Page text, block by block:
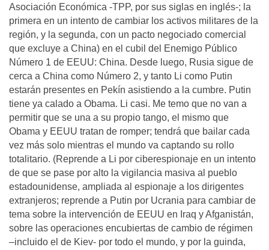
Asociación Económica -TPP, por sus siglas en inglés-; la
primera en un intento de cambiar los activos militares de la
región, y la segunda, con un pacto negociado comercial
que excluye a China) en el cubil del Enemigo Público
Número 1 de EEUU: China. Desde luego, Rusia sigue de
cerca a China como Número 2, y tanto Li como Putin
estarán presentes en Pekín asistiendo a la cumbre. Putin
tiene ya calado a Obama. Li casi. Me temo que no van a
permitir que se una a su propio tango, el mismo que
Obama y EEUU tratan de romper; tendrá que bailar cada
vez más solo mientras el mundo va captando su rollo
totalitario. (Reprende a Li por ciberespionaje en un intento
de que se pase por alto la vigilancia masiva al pueblo
estadounidense, ampliada al espionaje a los dirigentes
extranjeros; reprende a Putin por Ucrania para cambiar de
tema sobre la intervención de EEUU en Iraq y Afganistán,
sobre las operaciones encubiertas de cambio de régimen
–incluido el de Kiev- por todo el mundo, y por la guinda,